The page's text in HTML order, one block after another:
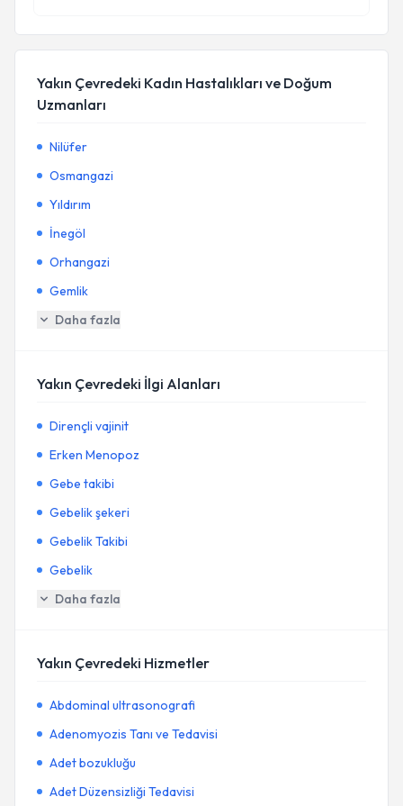
Yakın Çevredeki Kadın Hastalıkları ve Doğum
Uzmanları
Nilüfer
Osmangazi
Yıldırım
İnegöl
Orhangazi
Gemlik
Daha fazla
Yakın Çevredeki İlgi Alanları
Dirençli vajinit
Erken Menopoz
Gebe takibi
Gebelik şekeri
Gebelik Takibi
Gebelik
Daha fazla
Yakın Çevredeki Hizmetler
Abdominal ultrasonografi
Adenomyozis Tanı ve Tedavisi
Adet bozukluğu
Adet Düzensizliği Tedavisi